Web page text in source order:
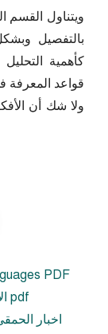
ويتناول القسم
بالتفصيل
كأهمية
قواعد المعرفة
ولا شك أن
PDF
Broken Wings PDF – الأجنحة المتكسرة pdf